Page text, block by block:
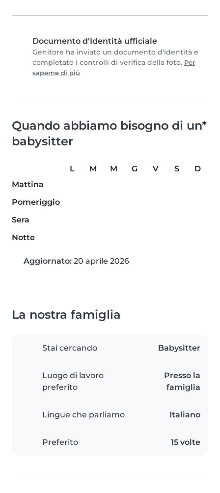
Documento d'Identità ufficiale
Genitore ha inviato un documento d'identità e
completato i controlli di verifica della foto. Per
saperne di più
Quando abbiamo bisogno di un*
babysitter
L M M G V S
D
Mattina
Pomeriggio
Sera
Notte
Aggiornato: 20 aprile 2026
La nostra famiglia
Stai cercando Babysitter
Luogo di lavoro
preferito
Presso la
famiglia
Lingue che parliamo Italiano
Preferito 15 volte